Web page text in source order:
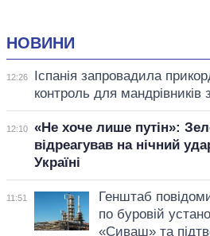
НОВИНИ
12:26
Іспанія запровадила
контроль для мандрівників з
12:10
«Не хоче лише путін»:
відреагував на нічний
Україні
11:51
Генштаб
по буровій
«Сиваш» та